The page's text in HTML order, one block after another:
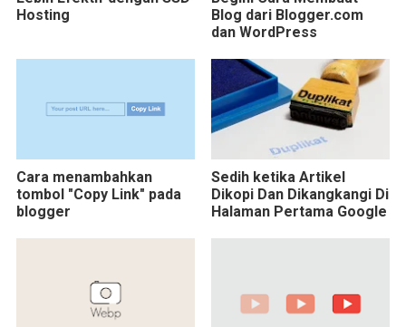
Hosting
Blog dari Blogger.com
dan WordPress
Cara menambahkan
tombol "Copy Link" pada
blogger
Sedih ketika Artikel
Dikopi Dan Dikangkangi Di
Halaman Pertama Google